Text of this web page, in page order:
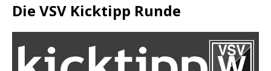
Die VSV Kicktipp Runde